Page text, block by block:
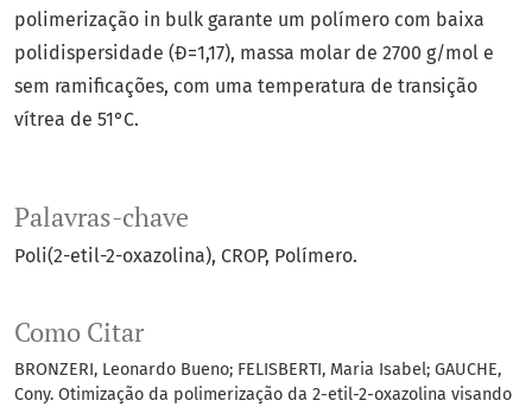
Palavras-chave
Poli(2-etil-2-oxazolina) CROP Polímero.
Como Citar
BRONZERI, Leonardo Bueno; FELISBERTI, Maria Isabel; GAUCHE,
Cony. Otimização da polimerização da 2-etil-2-oxazolina visando
polimerização in bulk garante um polímero com baixa
polidispersidade (Ð=1,17), massa molar de 2700 g/mol e
sem ramificações, com uma temperatura de transição
vítrea de 51°C.